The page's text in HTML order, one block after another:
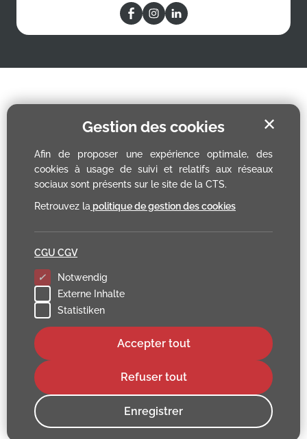
Gestion des cookies
Afin de proposer une expérience optimale, des
cookies à usage de suivi et relatifs aux réseaux
sociaux sont présents sur le site de la CTS.
Retrouvez la politique de gestion des cookies
Notwendig
Externe Inhalte
Statistiken
Enregistrer
Refuser tout
Accepter tout
✕
CGU CGV